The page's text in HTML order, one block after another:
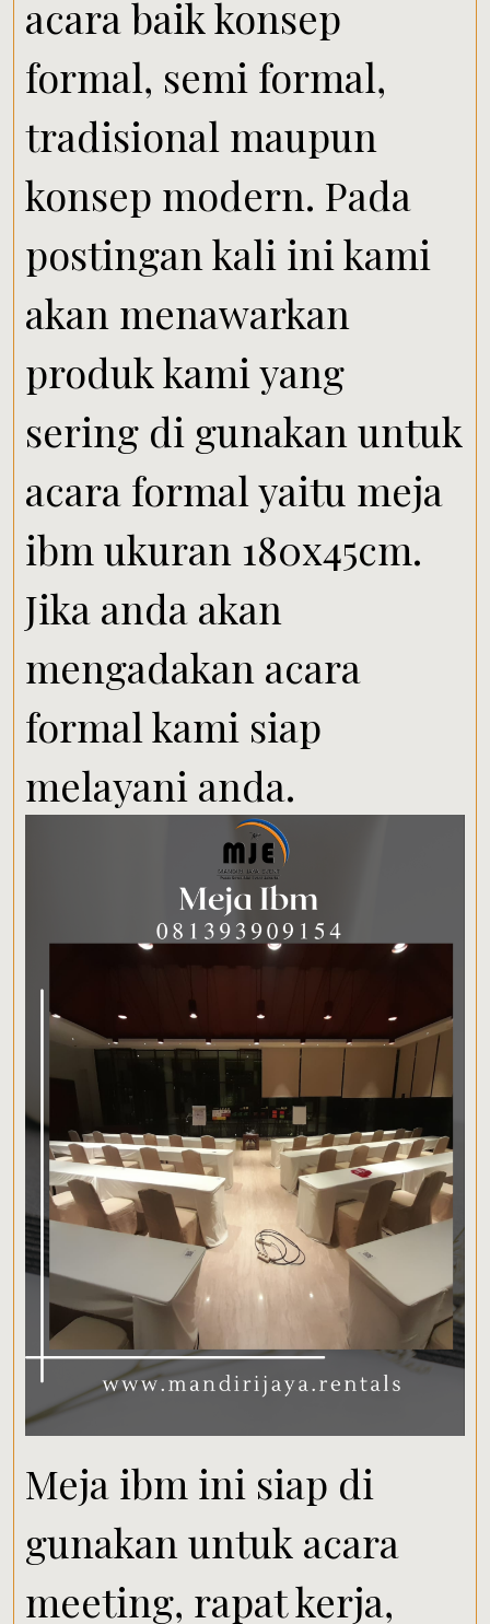
acara baik konsep
formal, semi formal,
tradisional maupun
konsep modern. Pada
postingan kali ini kami
akan menawarkan
produk kami yang
sering di gunakan untuk
acara formal yaitu meja
ibm ukuran 180x45cm.
Jika anda akan
mengadakan acara
formal kami siap
melayani anda.
Meja ibm ini siap di
gunakan untuk acara
meeting, rapat kerja,